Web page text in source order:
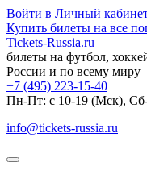
Войти в Личный
Купить билеты на все
Tickets-Russia.ru
билеты на футбол,
России и по всему миру
+7 (495) 223-15-40
Пн-Пт: c 10-19 (Мск),
info@tickets-russia.ru